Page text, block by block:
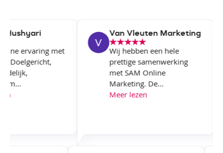
ervaring met
Doelgericht,
Van Vleuten Marketing
Wij hebben een hele
prettige samenwerking
met SAM Online
Marketing. De...
Meer lezen